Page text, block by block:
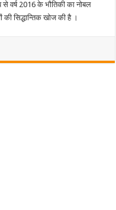
2016 के भौतिकी का नोबल
की सिद्धान्तिक खोज की है ।